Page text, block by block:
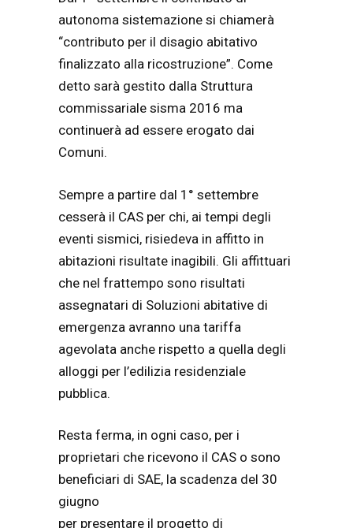
autonoma sistemazione si chiamerà
“contributo per il disagio abitativo
finalizzato alla ricostruzione”. Come
detto sarà gestito dalla Struttura
commissariale sisma 2016 ma
continuerà ad essere erogato dai
Comuni.
Sempre a partire dal 1° settembre
cesserà il CAS per chi, ai tempi degli
eventi sismici, risiedeva in affitto in
abitazioni risultate inagibili. Gli affittuari
che nel frattempo sono risultati
assegnatari di Soluzioni abitative di
emergenza avranno una tariffa
agevolata anche rispetto a quella degli
alloggi per l’edilizia residenziale
pubblica.
Resta ferma, in ogni caso, per i
proprietari che ricevono il CAS o sono
beneficiari di SAE, la scadenza del 30
giugno
per presentare il progetto di